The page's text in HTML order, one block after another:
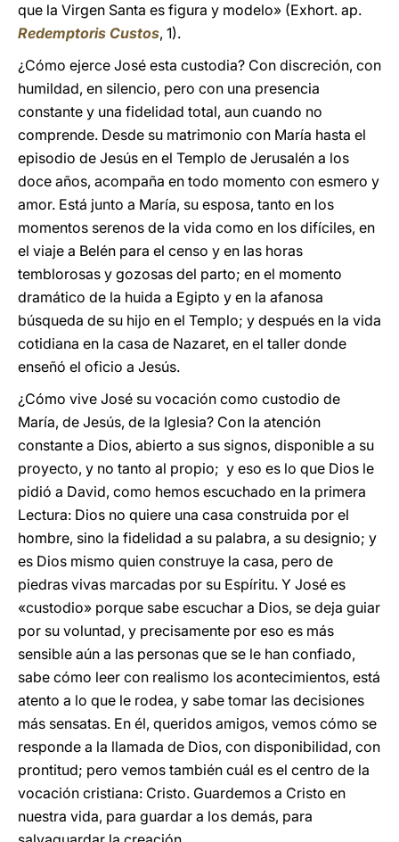
que la Virgen Santa es figura y modelo» (Exhort. ap.
Redemptoris Custos, 1).
¿Cómo ejerce José esta custodia? Con discreción, con
humildad, en silencio, pero con una presencia
constante y una fidelidad total, aun cuando no
comprende. Desde su matrimonio con María hasta el
episodio de Jesús en el Templo de Jerusalén a los
doce años, acompaña en todo momento con esmero y
amor. Está junto a María, su esposa, tanto en los
momentos serenos de la vida como en los difíciles, en
el viaje a Belén para el censo y en las horas
temblorosas y gozosas del parto; en el momento
dramático de la huida a Egipto y en la afanosa
búsqueda de su hijo en el Templo; y después en la vida
cotidiana en la casa de Nazaret, en el taller donde
enseñó el oficio a Jesús.
¿Cómo vive José su vocación como custodio de
María, de Jesús, de la Iglesia? Con la atención
constante a Dios, abierto a sus signos, disponible a su
proyecto, y no tanto al propio; y eso es lo que Dios le
pidió a David, como hemos escuchado en la primera
Lectura: Dios no quiere una casa construida por el
hombre, sino la fidelidad a su palabra, a su designio; y
es Dios mismo quien construye la casa, pero de
piedras vivas marcadas por su Espíritu. Y José es
«custodio» porque sabe escuchar a Dios, se deja guiar
por su voluntad, y precisamente por eso es más
sensible aún a las personas que se le han confiado,
sabe cómo leer con realismo los acontecimientos, está
atento a lo que le rodea, y sabe tomar las decisiones
más sensatas. En él, queridos amigos, vemos cómo se
responde a la llamada de Dios, con disponibilidad, con
prontitud; pero vemos también cuál es el centro de la
vocación cristiana: Cristo. Guardemos a Cristo en
nuestra vida, para guardar a los demás, para